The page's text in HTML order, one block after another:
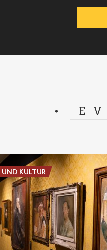
UND KULTUR